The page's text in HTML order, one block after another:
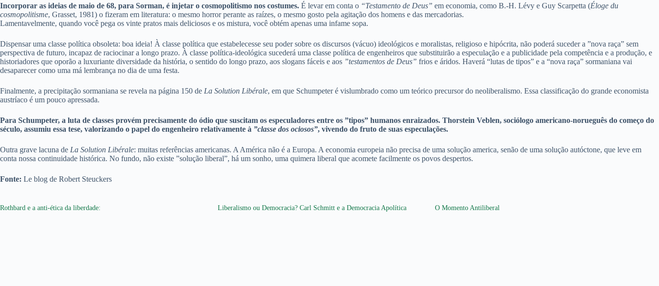
Incorporar as ideias de maio de 68, para Sorman, é injetar o cosmopolitismo nos costumes. É levar em conta o “Testamento de Deus” em economia, como B.-H. Lévy e Guy Scarpetta (Éloge du
cosmopolitisme, Grasset, 1981) o fizeram em literatura: o mesmo horror perante as raízes, o mesmo gosto pela agitação dos homens e das mercadorias.
Lamentavelmente, quando você pega os vinte pratos mais deliciosos e os mistura, você obtém apenas uma infame sopa.
Dispensar uma classe política obsoleta: boa ideia! À classe política que estabelecesse seu poder sobre os discursos (vácuo) ideológicos e moralistas, religioso e hipócrita, não poderá suceder a ”nova raça” sem
perspectiva de futuro, incapaz de raciocinar a longo prazo. À classe política-ideológica sucederá uma classe política de engenheiros que substituirão a especulação e a publicidade pela competência e a produção, e
historiadores que oporão a luxuriante diversidade da história, o sentido do longo prazo, aos slogans fáceis e aos ”testamentos de Deus” frios e áridos. Haverá “lutas de tipos” e a “nova raça” sormaniana vai
desaparecer como uma má lembrança no dia de uma festa.
Finalmente, a precipitação sormaniana se revela na página 150 de La Solution Libérale, em que Schumpeter é vislumbrado como um teórico precursor do neoliberalismo. Essa classificação do grande economista
austríaco é um pouco apressada.
Para Schumpeter, a luta de classes provém precisamente do ódio que suscitam os especuladores entre os ”tipos” humanos enraizados. Thorstein Veblen, sociólogo americano-norueguês do começo do
século, assumiu essa tese, valorizando o papel do engenheiro relativamente à ”classe dos ociosos”, vivendo do fruto de suas especulações.
Outra grave lacuna de La Solution Libérale: muitas referências americanas. A América não é a Europa. A economia europeia não precisa de uma solução america, senão de uma solução autóctone, que leve em
conta nossa continuidade histórica. No fundo, não existe ”solução liberal”, há um sonho, uma quimera liberal que acomete facilmente os povos despertos.
Fonte: Le blog de Robert Steuckers
Rothbard e a anti-ética da liberdade: Liberalismo ou Democracia? Carl Schmitt e a Democracia Apolítica O Momento Antiliberal